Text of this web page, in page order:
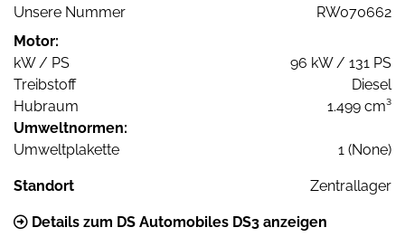
Unsere Nummer
RW070662
Motor:
kW / PS
96 kW / 131 PS
Treibstoff
Diesel
Hubraum
1.499 cm³
Umweltnormen:
Umweltplakette
1 (None)
Standort Zentrallager
Details zum DS Automobiles DS3 anzeigen